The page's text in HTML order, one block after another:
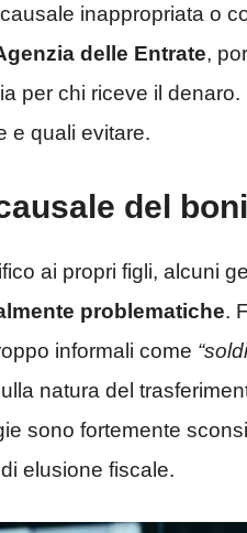
inappropriata o
delle Entrate,
per chi riceve il
e quali evitare.
del
ai propri figli, alcuni
problematiche.
informali come
natura del
sono fortemente
elusione fiscale.